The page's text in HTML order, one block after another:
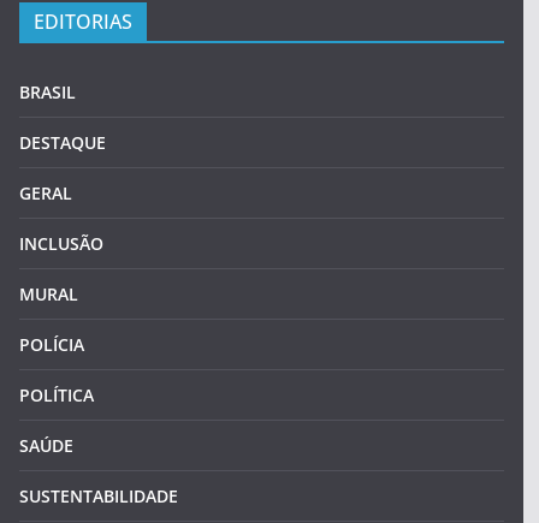
EDITORIAS
BRASIL
DESTAQUE
GERAL
INCLUSÃO
MURAL
POLÍCIA
POLÍTICA
SAÚDE
SUSTENTABILIDADE